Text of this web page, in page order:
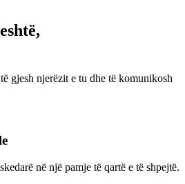
gjesh njerëzit e tu dhe të komunikosh
në një pamje të qartë e të shpejtë.